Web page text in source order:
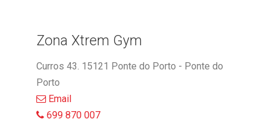
Zona Xtrem Gym
Curros 43. 15121 Ponte do Porto - Ponte do
Porto
Email
699 870 007